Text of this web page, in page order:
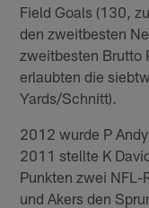
Field Goals (130,
den zweitbesten
zweitbesten Brutto
erlaubten die
Yards/Schnitt).
2012 wurde P
2011 stellte K
Punkten zwei NFL-
und Akers den